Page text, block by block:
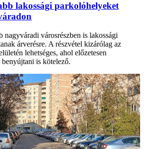
lakossági parkolóhelyeket
nagyváradi városrészben is lakossági
árverésre. A részvétel kizárólag az
lehetséges, ahol előzetesen
is kötelező.